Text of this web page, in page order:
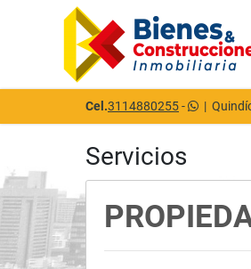
Cel.3114880255- |
Servicios